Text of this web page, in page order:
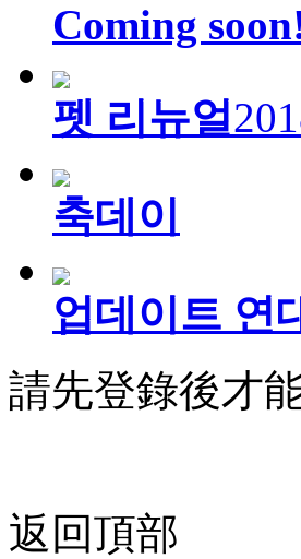
Coming
펫 리뉴얼
축데이
업데이트 연
請先登錄後才
返回頂部